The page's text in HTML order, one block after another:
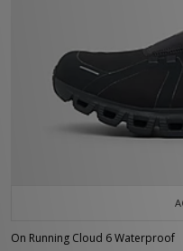
On Running Cloud 6 Waterproof